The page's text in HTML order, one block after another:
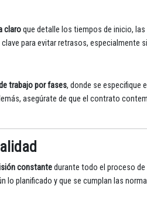
claroque detalle los tiempos de inicio,
clave para evitar retrasos, especialmente
trabajo por fases, donde se especifique
asegúrate de que el contrato
constantedurante todo el proceso
lo planificado y que se cumplan las